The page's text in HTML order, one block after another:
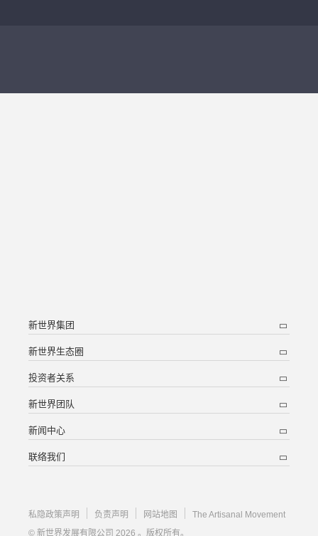
新世界集团
新世界生态圈
投资者关系
新世界团队
新闻中心
联络我们
私隐政策声明 负责声明 网站地图
The Artisanal Movement
© 新世界发展有限公司 2026 。版权所有。